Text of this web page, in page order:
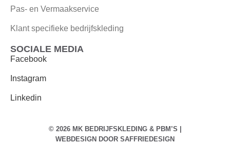
Pas- en Vermaakservice
Klant specifieke bedrijfskleding
SOCIALE MEDIA
Facebook
Instagram
Linkedin
© 2026 MK BEDRIJFSKLEDING & PBM’S |
WEBDESIGN DOOR SAFFRIEDESIGN